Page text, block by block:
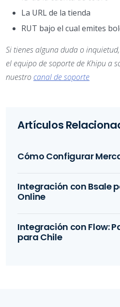
La URL de la tienda
RUT bajo el cual emites
Si tienes alguna duda o
el equipo de soporte de Khipu a
nuestrocanal de soporte
Artículos
Cómo Configurar
Integración con Bsale
Online
Integración con Flow:
para Chile